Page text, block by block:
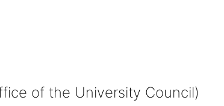
of the University Council)